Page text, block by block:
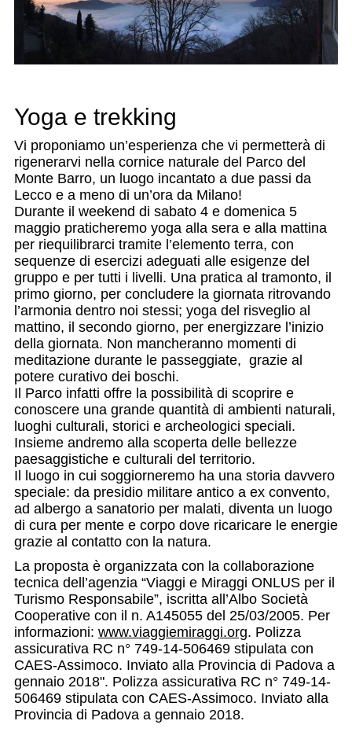
Yoga e trekking
Vi proponiamo un’esperienza che vi permetterà di
rigenerarvi nella cornice naturale del Parco del
Monte Barro, un luogo incantato a due passi da
Lecco e a meno di un’ora da Milano!
Durante il weekend di sabato 4 e domenica 5
maggio praticheremo yoga alla sera e alla mattina
per riequilibrarci tramite l’elemento terra, con
sequenze di esercizi adeguati alle esigenze del
gruppo e per tutti i livelli. Una pratica al tramonto, il
primo giorno, per concludere la giornata ritrovando
l’armonia dentro noi stessi; yoga del risveglio al
mattino, il secondo giorno, per energizzare l’inizio
della giornata. Non mancheranno momenti di
meditazione durante le passeggiate, grazie al
potere curativo dei boschi.
Il Parco infatti offre la possibilità di scoprire e
conoscere una grande quantità di ambienti naturali,
luoghi culturali, storici e archeologici speciali.
Insieme andremo alla scoperta delle bellezze
paesaggistiche e culturali del territorio.
Il luogo in cui soggiorneremo ha una storia davvero
speciale: da presidio militare antico a ex convento,
ad albergo a sanatorio per malati, diventa un luogo
di cura per mente e corpo dove ricaricare le energie
grazie al contatto con la natura.
La proposta è organizzata con la collaborazione
tecnica dell’agenzia “Viaggi e Miraggi ONLUS per il
Turismo Responsabile”, iscritta all’Albo Società
Cooperative con il n. A145055 del 25/03/2005. Per
informazioni: www.viaggiemiraggi.org. Polizza
assicurativa RC n° 749-14-506469 stipulata con
CAES-Assimoco. Inviato alla Provincia di Padova a
gennaio 2018". Polizza assicurativa RC n° 749-14-
506469 stipulata con CAES-Assimoco. Inviato alla
Provincia di Padova a gennaio 2018.